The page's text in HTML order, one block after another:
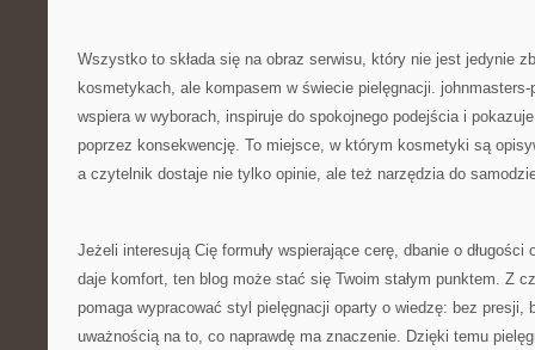
Wszystko to składa się na obraz serwisu, który nie jest jedynie
kosmetykach, ale kompasem w świecie pielęgnacji.
wspiera w wyborach, inspiruje do spokojnego podejścia i
poprzez konsekwencję. To miejsce, w którym kosmetyki są
a czytelnik dostaje nie tylko opinie, ale też narzędzia do
Jeżeli interesują Cię formuły wspierające cerę, dbanie o
daje komfort, ten blog może stać się Twoim stałym punktem. Z
pomaga wypracować styl pielęgnacji oparty o wiedzę: bez presji,
uważnością na to, co naprawdę ma znaczenie. Dzięki temu